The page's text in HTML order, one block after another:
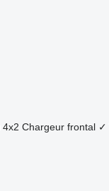
4x2 Chargeur frontal ✓